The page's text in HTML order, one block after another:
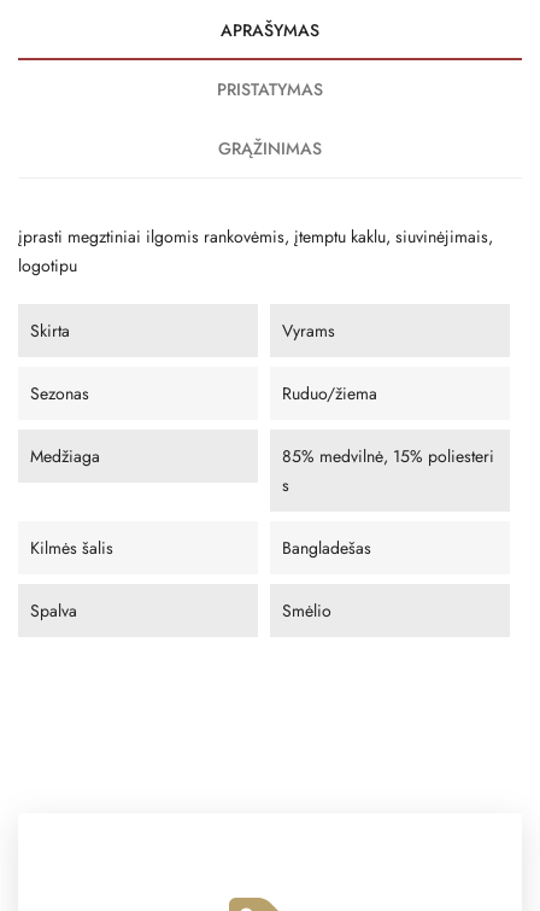
APRAŠYMAS
PRISTATYMAS
GRĄŽINIMAS
įprasti megztiniai ilgomis rankovėmis, įtemptu kaklu, siuvinėjimais,
logotipu
Skirta Vyrams
Sezonas Ruduo/žiema
Medžiaga
85% medvilnė, 15% poliesteri
s
Kilmės šalis Bangladešas
Spalva Smėlio